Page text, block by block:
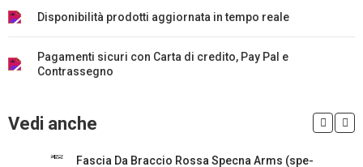
Disponibilità prodotti aggiornata in tempo reale
Pagamenti sicuri con Carta di credito, Pay Pal e
Contrassegno
Vedi anche
Fascia Da Braccio Rossa Specna Arms (spe-